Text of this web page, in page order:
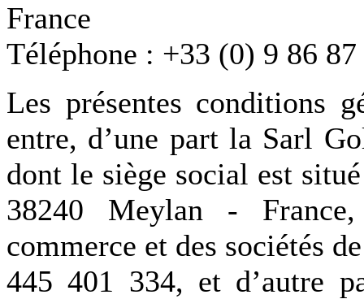
France
Téléphone : +33 (0) 9 86
Les présentes conditions
entre, d’une part la Sarl
dont le siège social est
38240 Meylan -
commerce et des sociétés
445 401 334, et d’autre